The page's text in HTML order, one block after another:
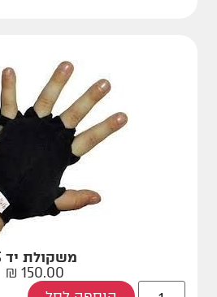
משקולת יד S
150.00
₪